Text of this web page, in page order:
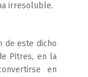
irresoluble.
de este dicho
Pitres, en la
en